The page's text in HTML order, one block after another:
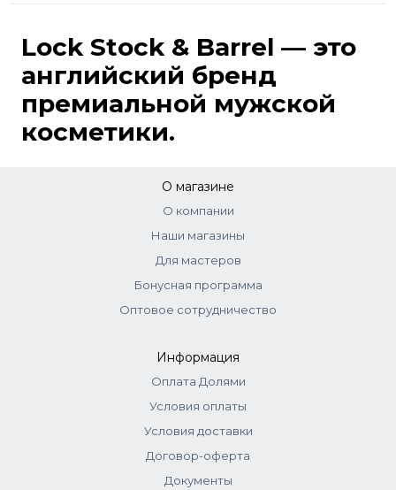
Lock Stock & Barrel — это
английский бренд
премиальной мужской
косметики.
О магазине
О компании
Наши магазины
Для мастеров
Бонусная программа
Оптовое сотрудничество
Информация
Оплата Долями
Условия оплаты
Условия доставки
Договор-оферта
Документы